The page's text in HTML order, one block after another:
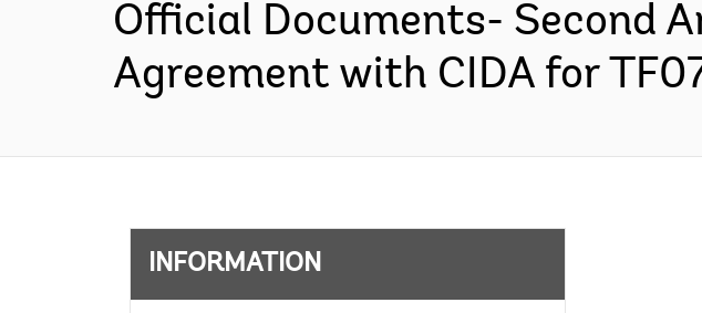
Official Documents- Second
Agreement with CIDA for
INFORMATION